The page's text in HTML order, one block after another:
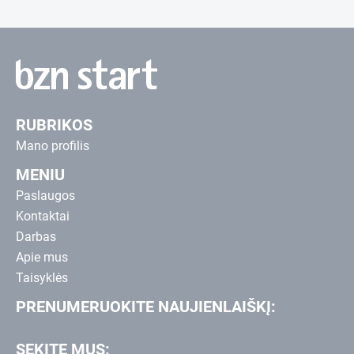
RUBRIKOS
Mano profilis
MENIU
Paslaugos
Kontaktai
Darbas
Apie mus
Taisyklės
PRENUMERUOKITE NAUJIENLAIŠKĮ:
SEKITE MUS: